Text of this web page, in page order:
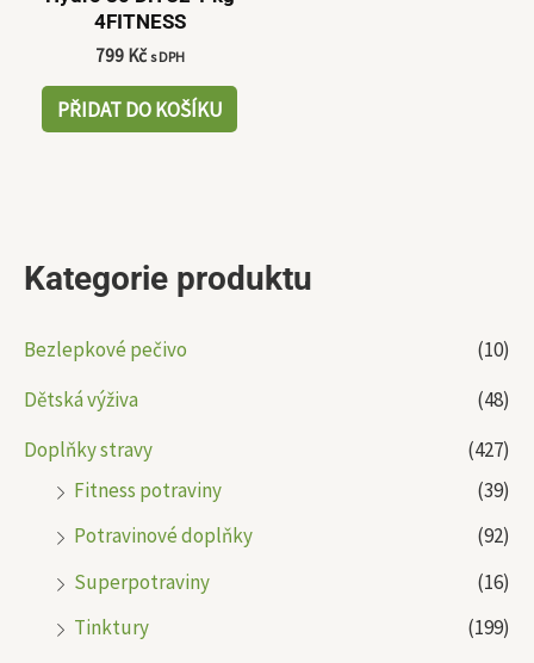
Kategorie produktu
Bezlepkové pečivo
(10)
Dětská výživa
(48)
Doplňky stravy
(427)
Fitness potraviny
(39)
Potravinové doplňky
(92)
Superpotraviny
(16)
Tinktury
(199)
4FITNESS
799 Kč s DPH
PŘIDAT DO KOŠÍKU